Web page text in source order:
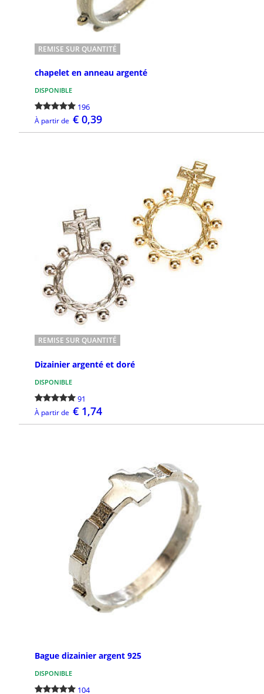
REMISE SUR QUANTITÉ
chapelet en anneau argenté
DISPONIBLE
196
À partir de € 0,39
REMISE SUR QUANTITÉ
Dizainier argenté et doré
DISPONIBLE
91
À partir de € 1,74
Bague dizainier argent 925
DISPONIBLE
104